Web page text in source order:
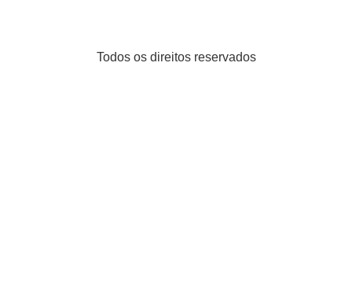
Todos os direitos reservados